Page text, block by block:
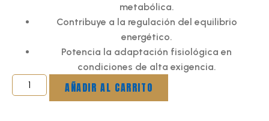
metabólica.
Contribuye a la regulación del equilibrio
energético.
Potencia la adaptación fisiológica en
condiciones de alta exigencia.
AÑADIR AL CARRITO